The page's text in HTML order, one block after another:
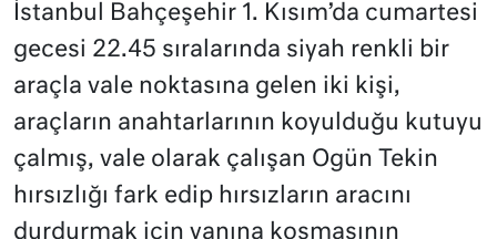
İstanbul Bahçeşehir 1. Kısım’da cumartesi
gecesi 22.45 sıralarında siyah renkli bir
araçla vale noktasına gelen iki kişi,
araçların anahtarlarının koyulduğu kutuyu
çalmış, vale olarak çalışan Ogün Tekin
hırsızlığı fark edip hırsızların aracını
durdurmak için yanına koşmasının